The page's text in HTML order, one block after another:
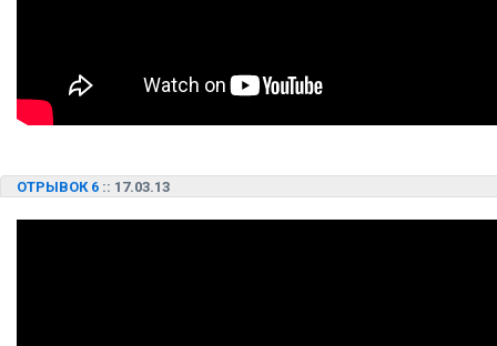
ОТРЫВОК 6 :: 17.03.13